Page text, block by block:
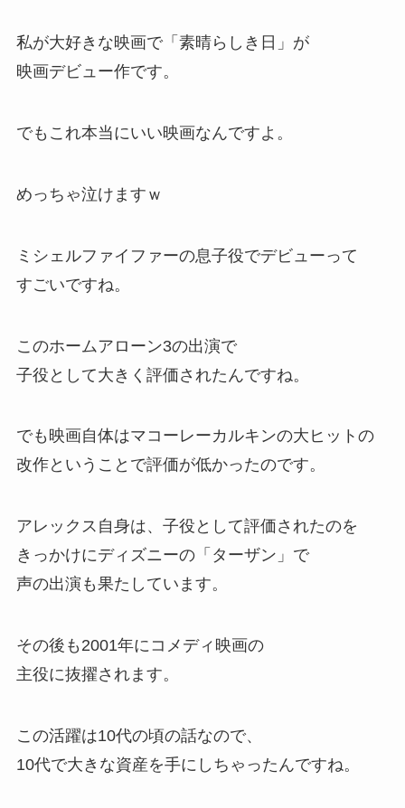
私が大好きな映画で「素晴らしき日」が
映画デビュー作です。
でもこれ本当にいい映画なんですよ。
めっちゃ泣けますｗ
ミシェルファイファーの息子役でデビューって
すごいですね。
このホームアローン3の出演で
子役として大きく評価された んですね。
でも 映画自体はマコーレーカルキンの大ヒットの
改作ということで評価が低かったのです。
アレックス自身は、子役として評価されたのを
きっかけにディズニーの「ターザン」で
声の出演 も果たしています。
その後も2001年にコメディ映画の
主役に抜擢されます。
この活躍は10代の頃の話なので、
10代で大きな資産を手にしちゃったんですね。